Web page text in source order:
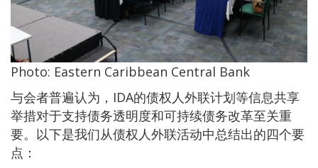
Photo: Eastern Caribbean Central Bank
与会者普遍认为，IDA的债权人外联计划等信息共享
举措对于支持债务透明度和可持续债务改革至关重
要。以下是我们从债权人外联活动中总结出的四个要
点：